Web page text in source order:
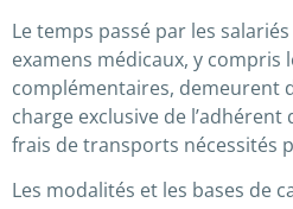
Le temps passé par les
examens médicaux, y compris
complémentaires, demeurent
charge exclusive de
frais de transports nécessités
Les modalités et les bases de